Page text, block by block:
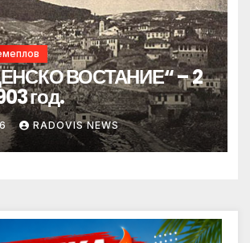
ВОСТАНИЕ“ – 2
год.
RADOVIS NEWS